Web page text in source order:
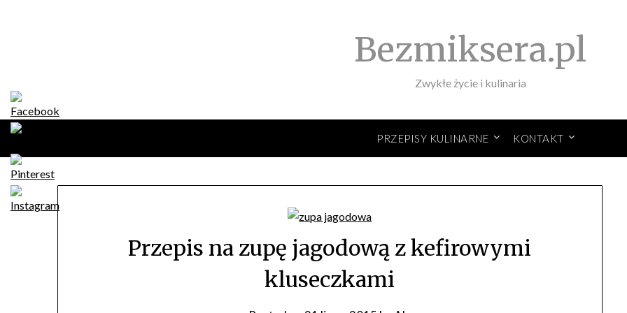
Bezmiksera.pl
Zwykłe życie i kulinaria
PRZEPISY KULINARNE KONTAKT
Przepis na zupę jagodową z kefirowymi
kluseczkami